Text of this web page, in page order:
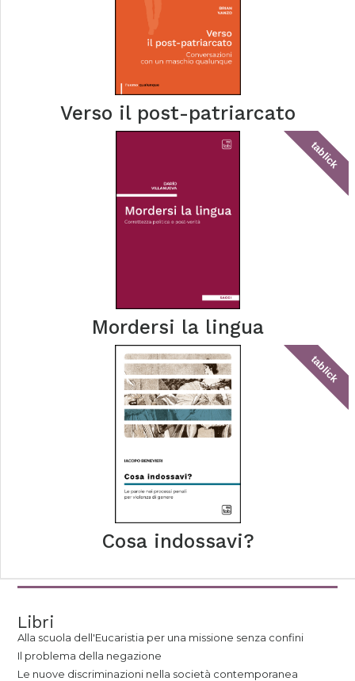
Verso il post-patriarcato
tablick
Mordersi la lingua
tablick
Cosa indossavi?
Libri
Alla scuola dell'Eucaristia per una missione senza confini
Il problema della negazione
Le nuove discriminazioni nella società contemporanea